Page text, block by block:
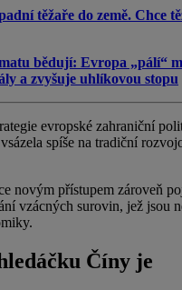
těžaře do země. Chce
bědují: Evropa „pálí“
a zvyšuje uhlíkovou stopu
evropské zahraniční
spíše na tradiční
novým přístupem zároveň
vzácných surovin, jež jsou
Číny je